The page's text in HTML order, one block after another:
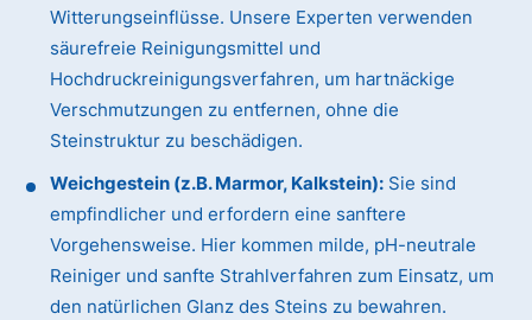
Witterungseinflüsse. Unsere Experten verwenden
säurefreie Reinigungsmittel und
Hochdruckreinigungsverfahren, um hartnäckige
Verschmutzungen zu entfernen, ohne die
Steinstruktur zu beschädigen.
Weichgestein (z.B. Marmor, Kalkstein): Sie sind
empfindlicher und erfordern eine sanftere
Vorgehensweise. Hier kommen milde, pH-neutrale
Reiniger und sanfte Strahlverfahren zum Einsatz, um
den natürlichen Glanz des Steins zu bewahren.